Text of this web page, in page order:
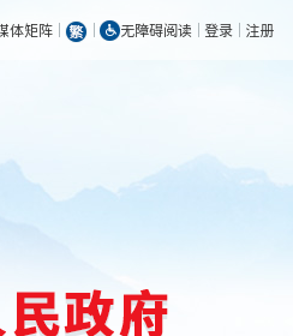
体矩阵 无障碍阅读 登录 注册